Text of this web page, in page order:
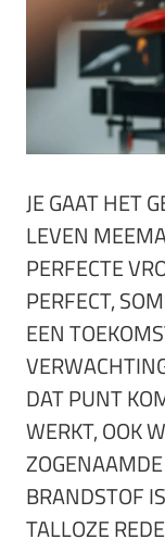
JE GAAT HET
LEVEN
PERFECTE
PERFECT,
EEN
DAT PUNT
WERKT, OOK
ZOGENAAMDE
BRANDSTOF
TALLOZE